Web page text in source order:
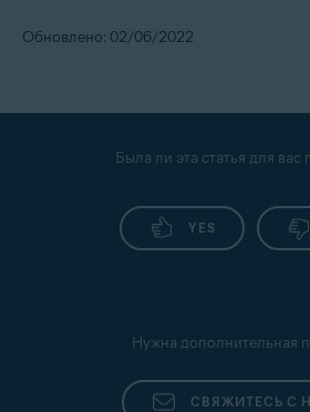
Обновлено: 02/06/2022
Была ли эта статья для вас
YES
Нужна дополнительная
СВЯЖИТЕСЬ С